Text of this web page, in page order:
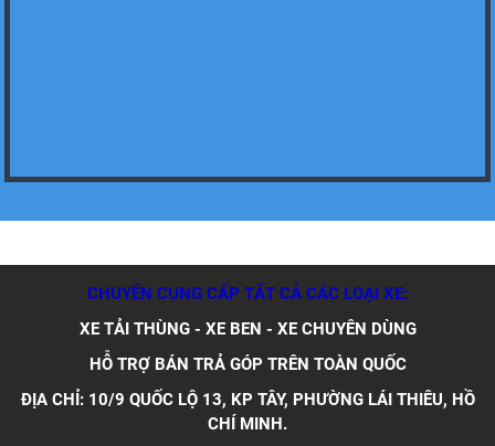
CHUYÊN CUNG CẤP TẤT CẢ CÁC LOẠI XE:
XE TẢI THÙNG - XE BEN - XE CHUYÊN DÙNG
HỖ TRỢ BÁN TRẢ GÓP TRÊN TOÀN QUỐC
ĐỊA CHỈ: 10/9 QUỐC LỘ 13, KP TÂY, PHƯỜNG LÁI THIÊU, HỒ
CHÍ MINH.